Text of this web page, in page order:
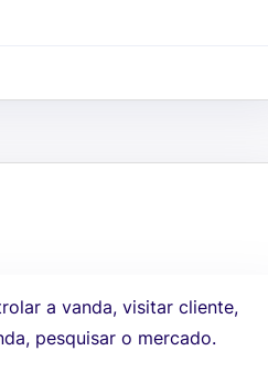
a vanda, visitar cliente,
pesquisar o mercado.